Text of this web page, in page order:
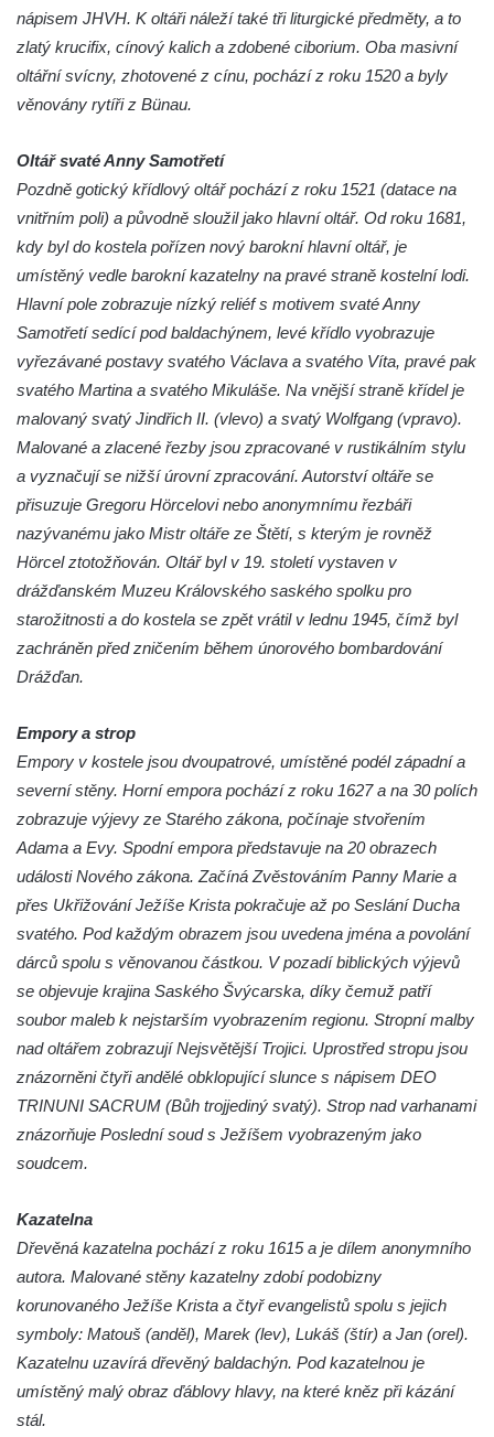
Kaple Božího hrobu na Křížové cestě na
Křížovém vrchu ve Frýdlantu
Poustevna na Křížové cestě na Křížovém
vrchu ve Frýdlantu
Kostel Jména Panny Marie v Sepekově
Kostel svatých Petra a Pavla v Růžové
Kaple Stětí svatého Jana Křtitele v
Rumburku
Bývalá synagoga v Milevsku
Kostel Božího Těla v Kraslicích
Kostel svaté Maří Magdalény v Karlových
Varech
Kaple Panny Marie pod hradem Přimda
Kaple Panny Marie v Kunčicích nad Labem
Rychnově u Jablonce nad Nisou
Výklenková kaple u rozcestí u domu čp. 42
v Krásné u Pěnčína
Márnice na hřbitově v Krásné u Pěnčína
Výklenková kaple naproti domu čp. 34 v
Krásné u Pěnčína
Kostel Panny Marie Pomocné s Ivanitskou
poustevnou v Teplicích nad Metují
Hřbitovní kaple/márnice na hřbitově v
Teplicích nad Metují
Kostel svatého Vavřince v Teplicích nad
Metují
Hrobová kaple Johanna Nitsche na
hřbitově na Vlčí Hoře
Kostel svatého Bartoloměje v Teplicích
Kostel svatého Jana Křtitele na Zámeckém
náměstí v Teplicích
Chrám Povýšení svatého Kříže na
Zámeckém náměstí v Teplicích
Výklenková kaple u vodojemu v severní
nápisem JHVH. K oltáři náleží také tři liturgické předměty, a to
zlatý krucifix, cínový kalich a zdobené ciborium. Oba masivní
oltářní svícny, zhotovené z cínu, pochází z roku 1520 a byly
věnovány rytíři z Bünau.
Oltář svaté Anny Samotřetí
Pozdně gotický křídlový oltář pochází z roku 1521 (datace na
vnitřním poli) a původně sloužil jako hlavní oltář. Od roku 1681,
kdy byl do kostela pořízen nový barokní hlavní oltář, je
umístěný vedle barokní kazatelny na pravé straně kostelní lodi.
Hlavní pole zobrazuje nízký reliéf s motivem svaté Anny
Samotřetí sedící pod baldachýnem, levé křídlo vyobrazuje
vyřezávané postavy svatého Václava a svatého Víta, pravé pak
svatého Martina a svatého Mikuláše. Na vnější straně křídel je
malovaný svatý Jindřich II. (vlevo) a svatý Wolfgang (vpravo).
Malované a zlacené řezby jsou zpracované v rustikálním stylu
a vyznačují se nižší úrovní zpracování. Autorství oltáře se
přisuzuje Gregoru Hörcelovi nebo anonymnímu řezbáři
nazývanému jako Mistr oltáře ze Štětí, s kterým je rovněž
Hörcel ztotožňován. Oltář byl v 19. století vystaven v
drážďanském Muzeu Královského saského spolku pro
starožitnosti a do kostela se zpět vrátil v lednu 1945, čímž byl
zachráněn před zničením během únorového bombardování
Drážďan.
Empory a strop
Empory v kostele jsou dvoupatrové, umístěné podél západní a
severní stěny. Horní empora pochází z roku 1627 a na 30 polích
zobrazuje výjevy ze Starého zákona, počínaje stvořením
Adama a Evy. Spodní empora představuje na 20 obrazech
události Nového zákona. Začíná Zvěstováním Panny Marie a
přes Ukřižování Ježíše Krista pokračuje až po Seslání Ducha
svatého. Pod každým obrazem jsou uvedena jména a povolání
dárců spolu s věnovanou částkou. V pozadí biblických výjevů
se objevuje krajina Saského Švýcarska, díky čemuž patří
soubor maleb k nejstarším vyobrazením regionu. Stropní malby
nad oltářem zobrazují Nejsvětější Trojici. Uprostřed stropu jsou
znázorněni čtyři andělé obklopující slunce s nápisem DEO
TRINUNI SACRUM (Bůh trojjediný svatý). Strop nad varhanami
znázorňuje Poslední soud s Ježíšem vyobrazeným jako
soudcem.
Kazatelna
Dřevěná kazatelna pochází z roku 1615 a je dílem anonymního
autora. Malované stěny kazatelny zdobí podobizny
korunovaného Ježíše Krista a čtyř evangelistů spolu s jejich
symboly: Matouš (anděl), Marek (lev), Lukáš (štír) a Jan (orel).
Kazatelnu uzavírá dřevěný baldachýn. Pod kazatelnou je
umístěný malý obraz ďáblovy hlavy, na které kněz při kázání
stál.